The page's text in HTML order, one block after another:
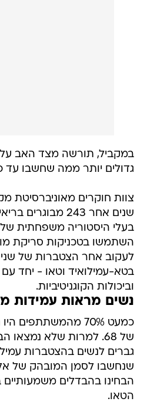
במקביל, תורשה מצד האב
גדולים יותר ממה שחשבו עד
שנים אחר 243
בעלי היסטוריה משפחתית
השתמשו בטכניקות סריקת
לעקוב אחר הצטברות של שני
בטא-עמילואיד וטאו - יחד עם
וביכולות הקוגניטיביות.
נשים מראות עמידות
כמעט 70%
של 68. למרות שלא נמצאו
גברים לנשים בהצטברות
שנחשבו לסמן המובהק של
הבחינו בהבדלים
הטאו.